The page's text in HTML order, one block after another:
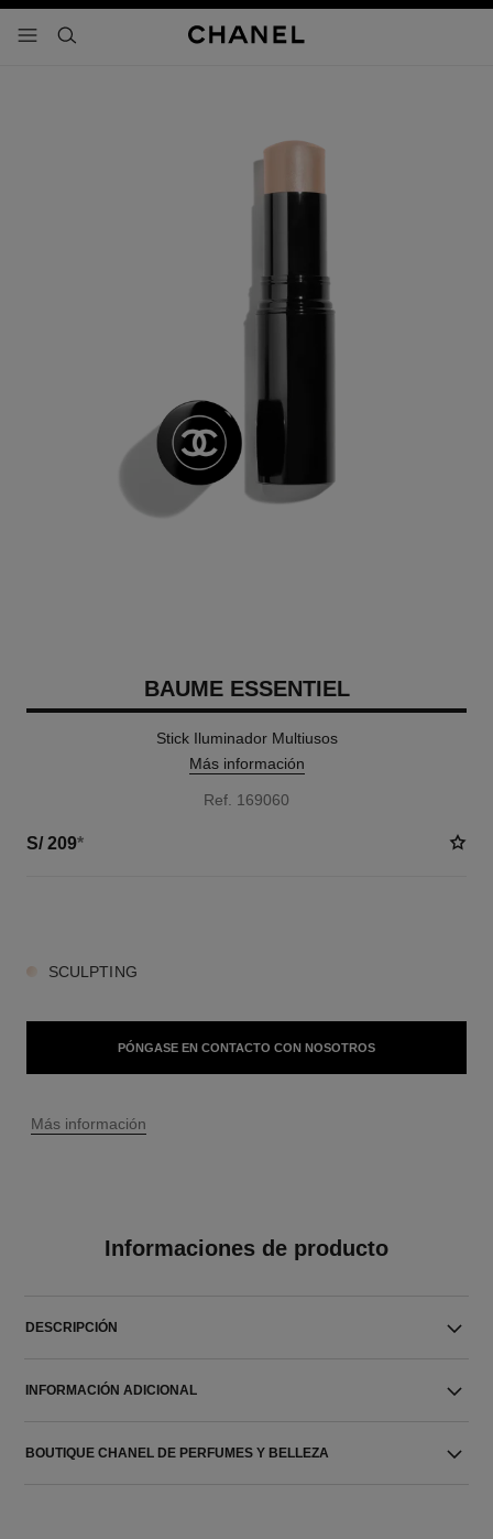
- navegación principal
buscar
BAUME ESSENTIEL
Stick Iluminador Multiusos
Más información
Ref. 169060
S/ 209*
SCULPTING
PÓNGASE EN CONTACTO CON NOSOTROS
↩
Más información
Informaciones de producto
DESCRIPCIÓN
INFORMACIÓN ADICIONAL
BOUTIQUE CHANEL DE PERFUMES Y BELLEZA